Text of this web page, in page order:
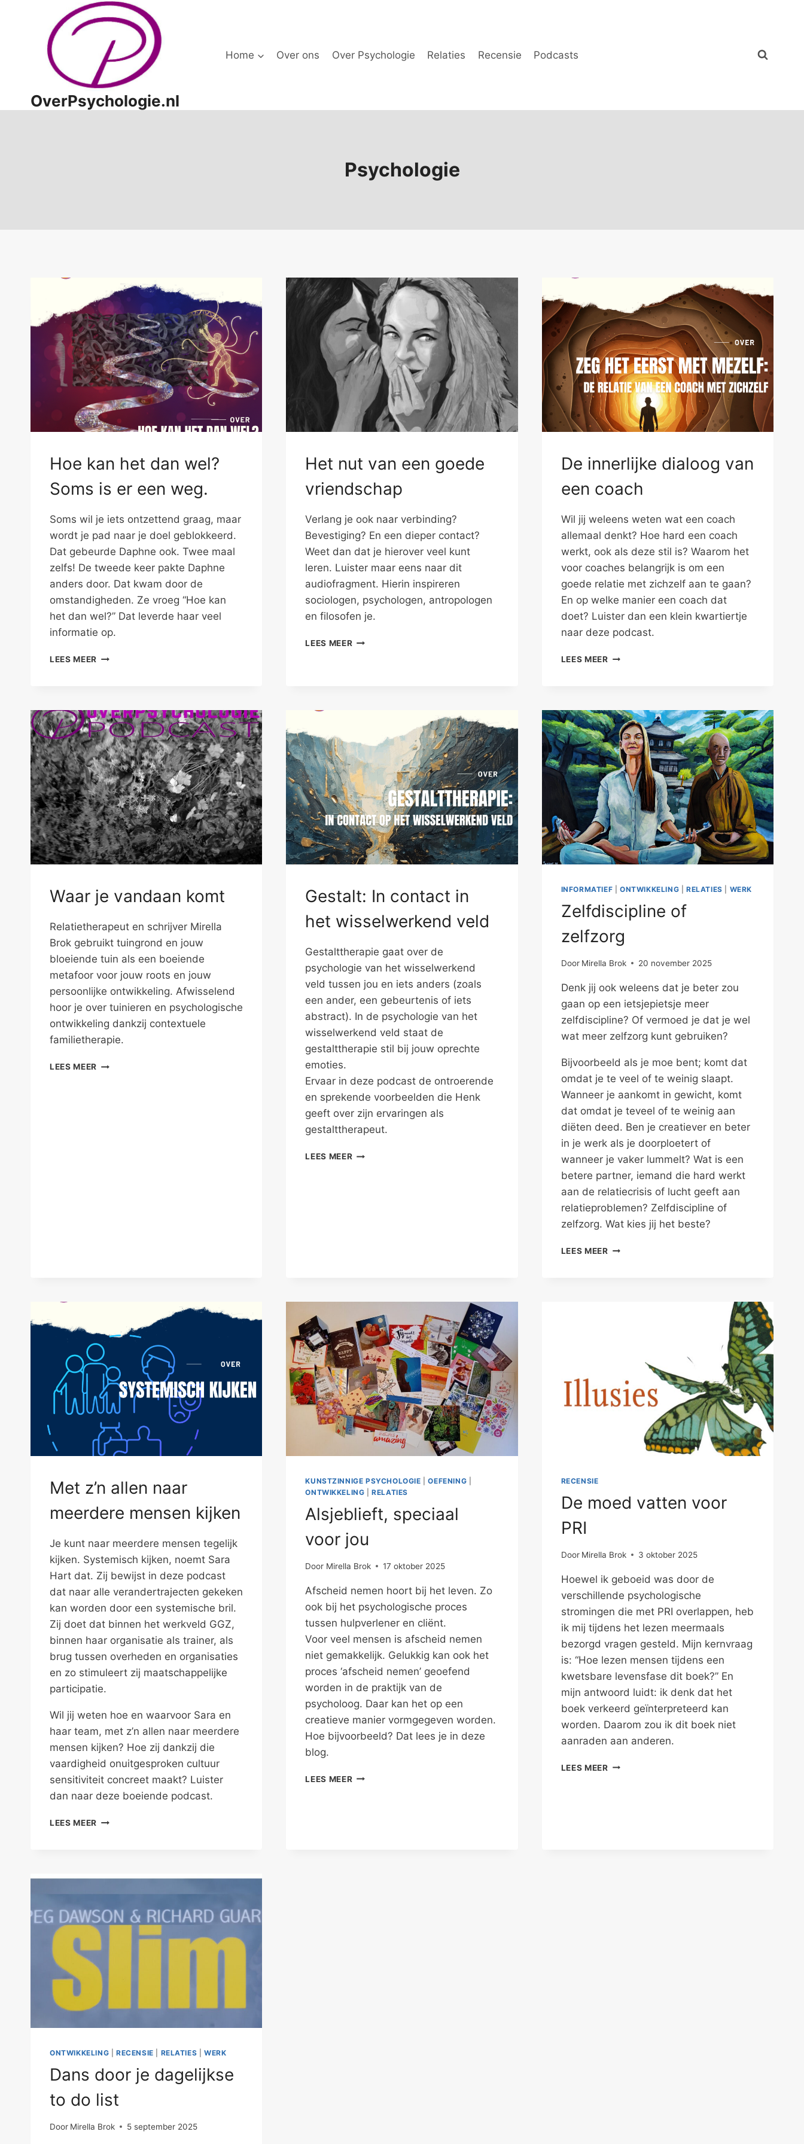
OverPsychologie.nl
Home Over ons Over Psychologie Relaties Recensie Podcasts
Psychologie
Hoe kan het dan wel?
Soms is er een weg.
Soms wil je iets ontzettend graag, maar
wordt je pad naar je doel geblokkeerd.
Dat gebeurde Daphne ook. Twee maal
zelfs! De tweede keer pakte Daphne
anders door. Dat kwam door de
omstandigheden. Ze vroeg “Hoe kan
het dan wel?” Dat leverde haar veel
informatie op.
LEES MEER HOE
SOMS
IS
ER
EEN
WEG.
Het nut van een goede
vriendschap
Verlang je ook naar verbinding?
Bevestiging? En een dieper contact?
Weet dan dat je hierover veel kunt
leren. Luister maar eens naar dit
audiofragment. Hierin inspireren
sociologen, psychologen, antropologen
en filosofen je.
LEES MEERHET
De innerlijke dialoog van
een coach
Wil jij weleens weten wat een coach
allemaal denkt? Hoe hard een coach
werkt, ook als deze stil is? Waarom het
voor coaches belangrijk is om een
goede relatie met zichzelf aan te gaan?
En op welke manier een coach dat
doet? Luister dan een klein kwartiertje
naar deze podcast.
LEES MEERDE
COACH
Waar je vandaan komt
Relatietherapeut en schrijver Mirella
Brok gebruikt tuingrond en jouw
bloeiende tuin als een boeiende
metafoor voor jouw roots en jouw
persoonlijke ontwikkeling. Afwisselend
hoor je over tuinieren en psychologische
ontwikkeling dankzij contextuele
familietherapie.
LEES MEER WAAR
Gestalt: In contact in
het wisselwerkend veld
Gestalttherapie gaat over de
psychologie van het wisselwerkend
veld tussen jou en iets anders (zoals
een ander, een gebeurtenis of iets
abstract). In de psychologie van het
wisselwerkend veld staat de
gestalttherapie stil bij jouw oprechte
emoties.
Ervaar in deze podcast de ontroerende
en sprekende voorbeelden die Henk
geeft over zijn ervaringen als
gestalttherapeut.
LEES MEERGESTALT:
INFORMATIEF ONTWIKKELING RELATIES WERK
Zelfdiscipline of
zelfzorg
Door Mirella Brok 20 november 2025
Denk jij ook weleens dat je beter zou
gaan op een ietsjepietsje meer
zelfdiscipline? Of vermoed je dat je wel
wat meer zelfzorg kunt gebruiken?
Bijvoorbeeld als je moe bent; komt dat
omdat je te veel of te weinig slaapt.
Wanneer je aankomt in gewicht, komt
dat omdat je teveel of te weinig aan
diëten deed. Ben je creatiever en beter
in je werk als je doorploetert of
wanneer je vaker lummelt? Wat is een
betere partner, iemand die hard werkt
aan de relatiecrisis of lucht geeft aan
relatieproblemen? Zelfdiscipline of
zelfzorg. Wat kies jij het beste?
LEES MEERZELFDISCIPLINE
Met z’n allen naar
meerdere mensen kijken
Je kunt naar meerdere mensen tegelijk
kijken. Systemisch kijken, noemt Sara
Hart dat. Zij bewijst in deze podcast
dat naar alle verandertrajecten gekeken
kan worden door een systemische bril.
Zij doet dat binnen het werkveld GGZ,
binnen haar organisatie als trainer, als
brug tussen overheden en organisaties
en zo stimuleert zij maatschappelijke
participatie.
Wil jij weten hoe en waarvoor Sara en
haar team, met z’n allen naar meerdere
mensen kijken? Hoe zij dankzij die
vaardigheid onuitgesproken cultuur
sensitiviteit concreet maakt? Luister
dan naar deze boeiende podcast.
LEES MEER MET
KIJKEN
KUNSTZINNIGE PSYCHOLOGIE |OEFENING
ONTWIKKELING |RELATIES
Alsjeblieft, speciaal
voor jou
Door Mirella Brok 17 oktober 2025
Afscheid nemen hoort bij het leven. Zo
ook bij het psychologische proces
tussen hulpverlener en cliënt.
Voor veel mensen is afscheid nemen
niet gemakkelijk. Gelukkig kan ook het
proces ‘afscheid nemen’ geoefend
worden in de praktijk van de
psycholoog. Daar kan het op een
creatieve manier vormgegeven worden.
Hoe bijvoorbeeld? Dat lees je in deze
blog.
LEES MEERALSJEBLIEFT,
RECENSIE
De moed vatten voor
PRI
Door Mirella Brok 3 oktober 2025
Hoewel ik geboeid was door de
verschillende psychologische
stromingen die met PRI overlappen, heb
ik mij tijdens het lezen meermaals
bezorgd vragen gesteld. Mijn kernvraag
is: “Hoe lezen mensen tijdens een
kwetsbare levensfase dit boek?” En
mijn antwoord luidt: ik denk dat het
boek verkeerd geïnterpreteerd kan
worden. Daarom zou ik dit boek niet
aanraden aan anderen.
LEES MEERDE
ONTWIKKELING RECENSIE RELATIES |WERK
Dans door je dagelijkse
to do list
Door Mirella Brok 5 september 2025